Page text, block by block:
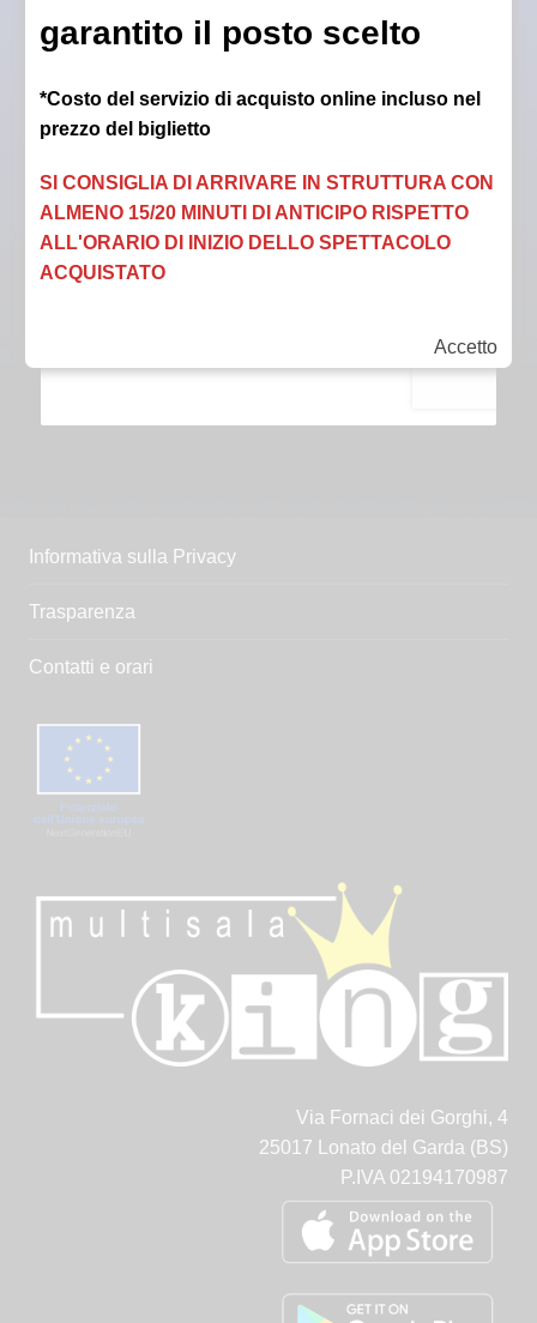
Informativa sulla Privacy
Trasparenza
Contatti e orari
Via Fornaci dei Gorghi, 4
25017 Lonato del Garda (BS)
P.IVA 02194170987
Accetto
garantito il posto scelto
*Costo del servizio di acquisto online incluso nel
prezzo del biglietto
SI CONSIGLIA DI ARRIVARE IN STRUTTURA CON
ALMENO 15/20 MINUTI DI ANTICIPO RISPETTO
ALL'ORARIO DI INIZIO DELLO SPETTACOLO
ACQUISTATO